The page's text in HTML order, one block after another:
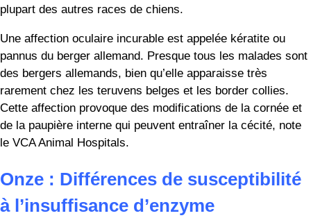
Douze : Différences dans le
développement de la panostéite
Également appelée os vagabond ou pano, la panostéite est
une inflammation de la croissance des parties longues des
os des jambes.
Toutes les races de chiens peuvent être atteintes de cette
sont beaucoup plus susceptibles de la contracter que les